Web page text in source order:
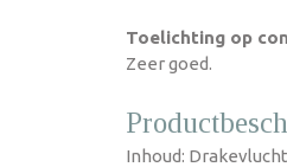
Toelichting op
Zeer goed.
Inhoud: